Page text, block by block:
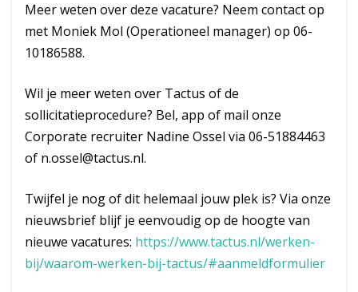
Meer weten over deze vacature? Neem contact op
met Moniek Mol (Operationeel manager) op 06-
10186588.
Wil je meer weten over Tactus of de
sollicitatieprocedure? Bel, app of mail onze
Corporate recruiter Nadine Ossel via 06-51884463
of n.ossel@tactus.nl.
Twijfel je nog of dit helemaal jouw plek is? Via onze
nieuwsbrief blijf je eenvoudig op de hoogte van
nieuwe vacatures: https://www.tactus.nl/werken-
bij/waarom-werken-bij-tactus/#aanmeldformulier